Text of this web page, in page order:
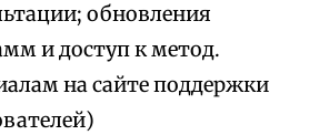
обновления
и доступ к метод.
на сайте поддержки